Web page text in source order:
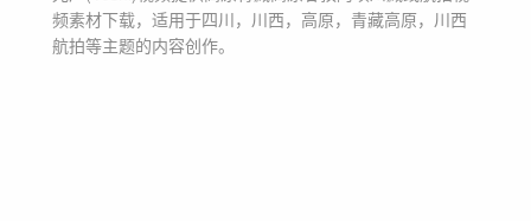
频素材下载，适用于四川，川西，高原，青藏高原，川西
航拍等主题的内容创作。